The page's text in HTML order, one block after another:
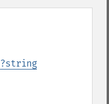
?string